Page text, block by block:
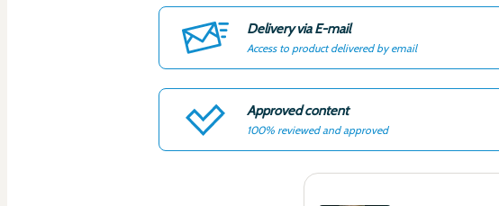
Delivery via E-mail
Access to product delivered by email
Approved content
100% reviewed and approved